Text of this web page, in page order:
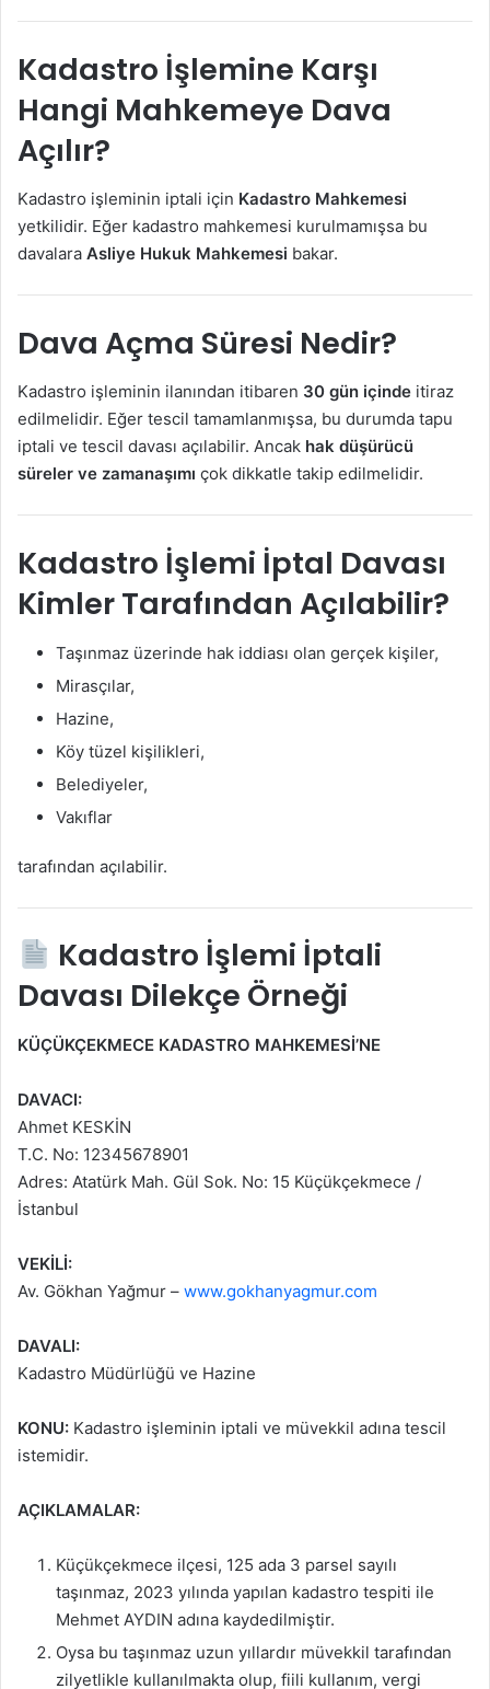
Kadastro İşlemine Karşı
Hangi Mahkemeye Dava
Açılır?
Kadastro işleminin iptali için Kadastro Mahkemesi
yetkilidir. Eğer kadastro mahkemesi kurulmamışsa bu
davalara Asliye Hukuk Mahkemesi bakar.
Dava Açma Süresi Nedir?
Kadastro işleminin ilanından itibaren 30 gün içinde itiraz
edilmelidir. Eğer tescil tamamlanmışsa, bu durumda tapu
iptali ve tescil davası açılabilir. Ancak hak düşürücü
süreler ve zamanaşımı çok dikkatle takip edilmelidir.
Kadastro İşlemi İptal Davası
Kimler Tarafından Açılabilir?
Taşınmaz üzerinde hak iddiası olan gerçek kişiler,
Mirasçılar,
Hazine,
Köy tüzel kişilikleri,
Belediyeler,
Vakıflar
tarafından açılabilir.
Kadastro İşlemi İptali
Davası Dilekçe Örneği
KÜÇÜKÇEKMECE KADASTRO MAHKEMESİ’NE
DAVACI:
Ahmet KESKİN
T.C. No: 12345678901
Adres: Atatürk Mah. Gül Sok. No: 15 Küçükçekmece /
İstanbul
VEKİLİ:
Av. Gökhan Yağmur – www.gokhanyagmur.com
DAVALI:
Kadastro Müdürlüğü ve Hazine
KONU: Kadastro işleminin iptali ve müvekkil adına tescil
istemidir.
AÇIKLAMALAR:
Küçükçekmece ilçesi, 125 ada 3 parsel sayılı
taşınmaz, 2023 yılında yapılan kadastro tespiti ile
Mehmet AYDIN adına kaydedilmiştir.
Oysa bu taşınmaz uzun yıllardır müvekkil tarafından
zilyetlikle kullanılmakta olup, fiili kullanım, vergi